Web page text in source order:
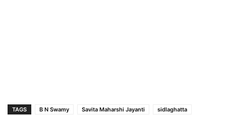
TAGS B N Swamy Savita Maharshi Jayanti
sidlaghatta